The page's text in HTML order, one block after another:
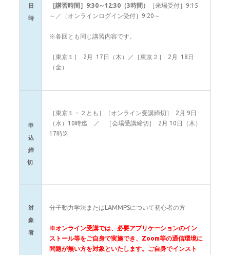
日
時
［講習時間］9:30～12:30（3時間）
［来場受付］9:15
～／［オンラインログイン受付］9:20～
※各回とも同じ講習内容です。
［東京１］ 2月 17日（木）／［東京２］ 2月 18日
（金）
申
込
締
切
［東京１・２とも］［オンライン受講締切］ 2月 9日
（水）10時迄 ／ ［会場受講締切］ 2月 10日（木）
17時迄
対
象
者
分子動力学法またはLAMMPSについて初心者の方
※オンライン受講では、必要アプリケーションのイン
ストール等をご自身で実施でき、Zoom等の通信環境に
問題が無い方を対象といたします。 ご自身でインスト